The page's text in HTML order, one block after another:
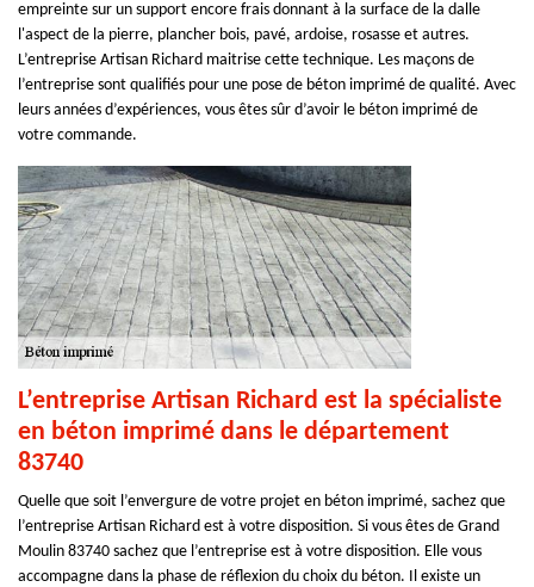
empreinte sur un support encore frais donnant à la surface de la dalle
l'aspect de la pierre, plancher bois, pavé, ardoise, rosasse et autres.
L’entreprise Artisan Richard maitrise cette technique. Les maçons de
l’entreprise sont qualifiés pour une pose de béton imprimé de qualité. Avec
leurs années d’expériences, vous êtes sûr d’avoir le béton imprimé de
votre commande.
L’entreprise Artisan Richard est la spécialiste
en béton imprimé dans le département
83740
Quelle que soit l’envergure de votre projet en béton imprimé, sachez que
l’entreprise Artisan Richard est à votre disposition. Si vous êtes de Grand
Moulin 83740 sachez que l’entreprise est à votre disposition. Elle vous
accompagne dans la phase de réflexion du choix du béton. Il existe un